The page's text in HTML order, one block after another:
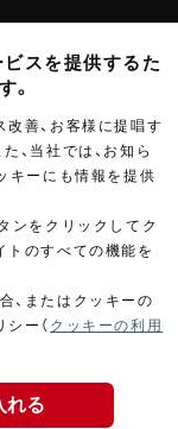
All Rights
スを提供するた
。
善、お客様に提唱す
、当社では、お知ら
キーにも情報を提供
ンをクリックしてク
トのすべての機能を
、またはクッキーの
ー（ クッキーの利用
れる